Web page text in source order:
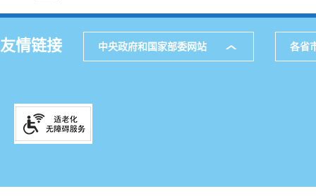
友情链接 中央政府和国家部委网站 各省